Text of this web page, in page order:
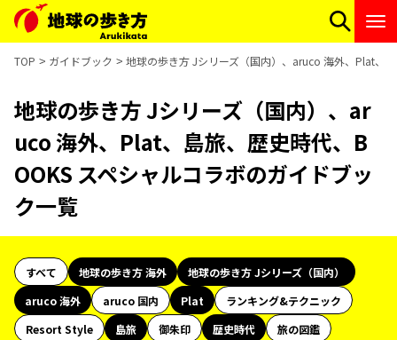
TOP ガイドブック 地球の歩き方 Jシリーズ（国内）、aruco 海外、Plat、
地球の歩き方 Jシリーズ（国内）、ar
uco 海外、Plat、島旅、歴史時代、B
OOKS スペシャルコラボのガイドブッ
ク一覧
すべて 地球の歩き方 海外
地球の歩き方 Jシリーズ（国内）
aruco 海外
aruco 国内 Plat
ランキング&テクニック
Resort Style
島旅 御朱印 歴史時代
旅の図鑑